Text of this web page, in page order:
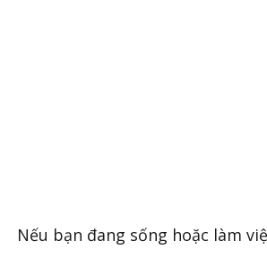
Nếu bạn đang sống hoặc làm